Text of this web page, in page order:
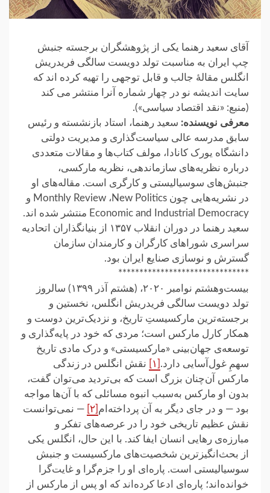
آقای سعید رهنما یکی از پژوهشگران برجسته جنبش
چپ ایران به مناسبت تولد دویست سالگی فریدریش
انگلس مقالۀ جالب و قابل توجهی را تهیه کرده اند که
سایت اندیشه نو در چهار شماره آنرا منتشر می کند
(منبع: «نقد اقتصاد سیاسی»).
معرفی نویسنده: سعید رهنما، استاد بازنشسته و رئیس
سابق مدرسه عالی سیاست‌گذاری و مدیریت دولتی
دانشگاه یورک کانادا، مولف کتاب‌ها و مقالات متعددی
درباره نظریه‌های سازماندهی، نظریه مارکسی،
جنبش‌های سوسیالیستی و کارگری است. مقاله‌های او
در نشریه‌هایی چون Monthly Review ،New Politics و
Economic and Industrial Democracy منتشر شده اند.
سعید رهنما در دوران انقلاب ۱۳۵۷ از بنیانگذاران اتحادیه
سراسری شوراهای کارگران و کارمندان سازمان
گسترش و نوسازی صنایع ایران بود.
*******************************
بیست‌و‌هشتم نوامبر ۲۰۲۰، (هشتم آذر ۱۳۹۹) سالروز
تولد دویست سالگی فریدریش انگلس، نخستین و
برجسته‌ترین مارکسیستِ تاریخ، و نزدیک‌ترین دوست و
همکار کارل مارکس است؛ مردی که خود در پایه‌گذاری و
توسعه‌ی جهان‌بینی «مارکسیستی» و درک مادی تاریخ
سهمِ غول‌آسایی دارد.
نقش انگلس در زندگی
مارکس آن‌چنان بزرگ است که بی‌تردید می‌توان گفت،
بدون او مارکس به‌سبب انبوه مسائلی که با آن‌ها مواجه
بود — و در جای دیگر به آن پرداخته‌ام
— نمی‌توانست
نقش عظیم تاریخی خود را در عرصه‌های تفکر و
مبارزه‌ی رهایی انسان ایفا کند. با این حال، انگلس یکی
از بحث‌انگیزترین شخصیت‌های مارکسیست و جنبش
سوسیالیستی است. پاره‌ای او را جزم‌گرا و غایت‌گرا
خوانده‌اند؛ پاره‌ای ادعا کرده‌اند که او پس از مارکس از